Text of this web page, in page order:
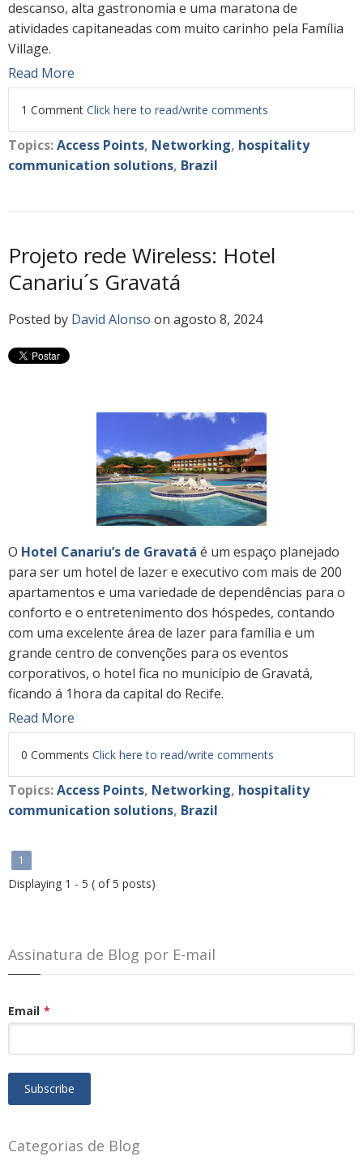
descanso, alta gastronomia e uma maratona de
atividades capitaneadas com muito carinho pela Família
Village.
Read More
1 Comment Click here to read/write comments
Topics:Access Points, Networking, hospitality
communication solutions, Brazil
Projeto rede Wireless: Hotel
Canariu´s Gravatá
Posted by David Alonso on agosto 8, 2024
O Hotel Canariu’s de Gravatá é um espaço planejado
para ser um hotel de lazer e executivo com mais de 200
apartamentos e uma variedade de dependências para o
conforto e o entretenimento dos hóspedes, contando
com uma excelente área de lazer para família e um
grande centro de convenções para os eventos
corporativos, o hotel fica no município de Gravatá,
ficando á 1hora da capital do Recife.
Read More
0 Comments Click here to read/write comments
Topics:Access Points, Networking, hospitality
communication solutions, Brazil
1
Displaying 1 - 5 ( of 5 posts)
Assinatura de Blog por E-mail
Email *
Categorias de Blog